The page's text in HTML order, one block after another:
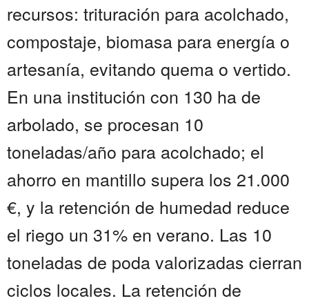
recursos: trituración para acolchado,
compostaje, biomasa para energía o
artesanía, evitando quema o vertido.
En una institución con 130 ha de
arbolado, se procesan 10
toneladas/año para acolchado; el
ahorro en mantillo supera los 21.000
€, y la retención de humedad reduce
el riego un 31% en verano. Las 10
toneladas de poda valorizadas cierran
ciclos locales. La retención de